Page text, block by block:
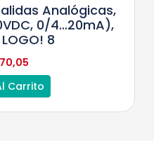
Analógicas,
0/4…20mA),
8
Carrito